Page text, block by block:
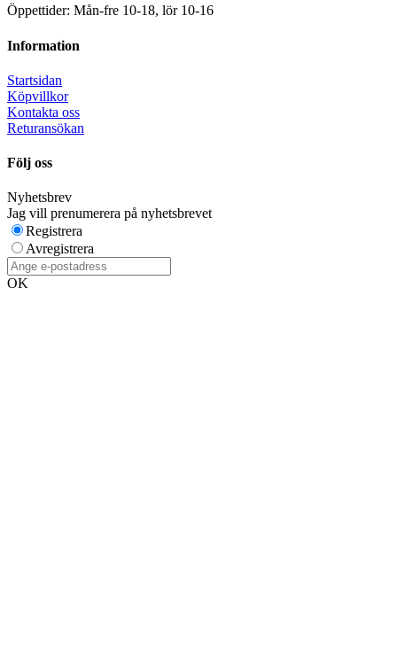
Öppettider: Mån-fre 10-18, lör 10-16
Information
Startsidan
Köpvillkor
Kontakta oss
Returansökan
Följ oss
Nyhetsbrev
Jag vill prenumerera på nyhetsbrevet
Registrera
Avregistrera
OK